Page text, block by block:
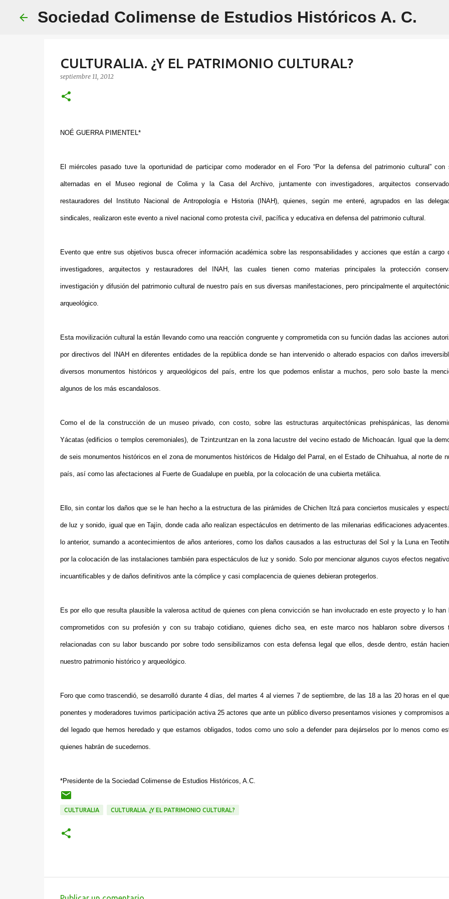
Ir al contenido principal
Sociedad Colimense de Estudios Históricos A. C.
CULTURALIA. ¿Y EL PATRIMONIO CULTURAL?
septiembre 11, 2012
NOÉ GUERRA PIMENTEL*
El miércoles pasado tuve la oportunidad de participar como moderador en el Foro “Por la defensa del patrimonio cultural” con
alternadas en el Museo regional de Colima y la Casa del Archivo, juntamente con investigadores, arquitectos
restauradores del Instituto Nacional de Antropología e Historia (INAH), quienes, según me enteré, agrupados en las
sindicales, realizaron este evento a nivel nacional como protesta civil, pacífica y educativa en defensa del patrimonio cultural.
Evento que entre sus objetivos busca ofrecer información académica sobre las responsabilidades y acciones que están a cargo
investigadores, arquitectos y restauradores del INAH, las cuales tienen como materias principales la protección
investigación y difusión del patrimonio cultural de nuestro país en sus diversas manifestaciones, pero principalmente el
arqueológico.
Esta movilización cultural la están llevando como una reacción congruente y comprometida con su función dadas las acciones
por directivos del INAH en diferentes entidades de la república donde se han intervenido o alterado espacios con daños
diversos monumentos históricos y arqueológicos del país, entre los que podemos enlistar a muchos, pero solo baste la
algunos de los más escandalosos.
Como el de la construcción de un museo privado, con costo, sobre las estructuras arquitectónicas prehispánicas, las
Yácatas (edificios o templos ceremoniales), de Tzintzuntzan en la zona lacustre del vecino estado de Michoacán. Igual que la
de seis monumentos históricos en el zona de monumentos históricos de Hidalgo del Parral, en el Estado de Chihuahua, al norte de
país, así como las afectaciones al Fuerte de Guadalupe en puebla, por la colocación de una cubierta metálica.
Ello, sin contar los daños que se le han hecho a la estructura de las pirámides de Chichen Itzá para conciertos musicales y
de luz y sonido, igual que en Tajín, donde cada año realizan espectáculos en detrimento de las milenarias edificaciones
lo anterior, sumando a acontecimientos de años anteriores, como los daños causados a las estructuras del Sol y la Luna en
por la colocación de las instalaciones también para espectáculos de luz y sonido. Solo por mencionar algunos cuyos efectos
incuantificables y de daños definitivos ante la cómplice y casi complacencia de quienes debieran protegerlos.
Es por ello que resulta plausible la valerosa actitud de quienes con plena convicción se han involucrado en este proyecto y lo han
comprometidos con su profesión y con su trabajo cotidiano, quienes dicho sea, en este marco nos hablaron sobre diversos
relacionadas con su labor buscando por sobre todo sensibilizarnos con esta defensa legal que ellos, desde dentro, están
nuestro patrimonio histórico y arqueológico.
Foro que como trascendió, se desarrolló durante 4 días, del martes 4 al viernes 7 de septiembre, de las 18 a las 20 horas en el
ponentes y moderadores tuvimos participación activa 25 actores que ante un público diverso presentamos visiones y compromisos
del legado que hemos heredado y que estamos obligados, todos como uno solo a defender para dejárselos por lo menos como
quienes habrán de sucedernos.
*Presidente de la Sociedad Colimense de Estudios Históricos, A.C.
CULTURALIA CULTURALIA. ¿Y EL PATRIMONIO CULTURAL?